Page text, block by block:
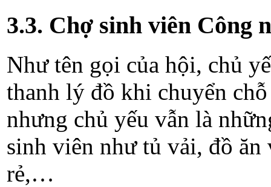
3.3. Chợ sinh viên Công
Như tên gọi của hội, chủ
thanh lý đồ khi chuyển
nhưng chủ yếu vẫn là
sinh viên như tủ vải, đồ
rẻ,…